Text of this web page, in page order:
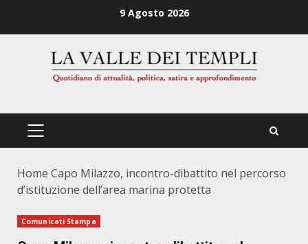
9 Agosto 2026
PRIMÄRES
Home Capo Milazzo, incontro-dibattito nel percorso
d’istituzione dell’area marina protetta
Comunicati Stampa